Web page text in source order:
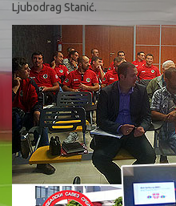
Ljubodrag Stanić.